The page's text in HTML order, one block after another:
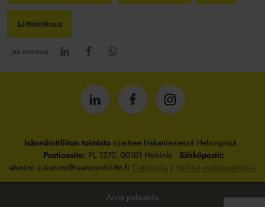
Liittokokous
Jaa somessa
IsännöintiliittoIsännöintiliittoIsännöintiliitto
Isännöintiliiton toimistosijaitsee Hakaniemessä Helsingissä.
Postiosoite: PL 1370, 00101 Helsinki Sähköpostit:
etunimi.sukunimi@isannointiliitto.fi Tietosuoja | Hallitse evästeasetuksia
Anna palautetta